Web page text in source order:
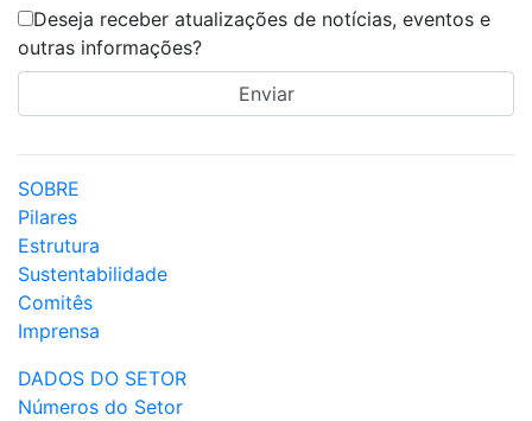
Deseja receber atualizações de notícias, eventos e
outras informações?
SOBRE
Pilares
Estrutura
Sustentabilidade
Comitês
Imprensa
DADOS DO SETOR
Números do Setor